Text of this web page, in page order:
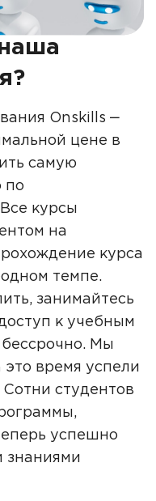
Onskills ‒
цене в
самую
по
курсы
на
курса
темпе.
занимайтесь
к учебным
бессрочно. Мы
это время успели
Сотни студентов
успешно
знаниями